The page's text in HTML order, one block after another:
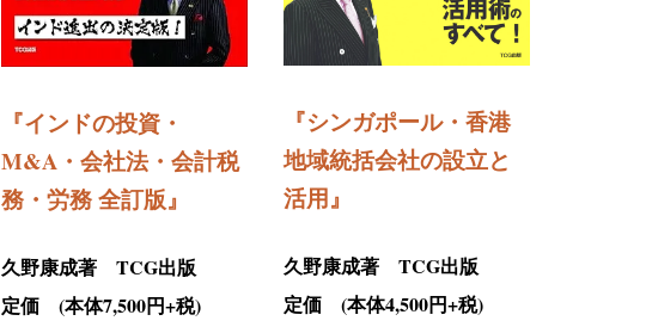
『インドの投資・
M&A・会社法・会計税
務・労務 全訂版』
久野康成著 TCG出版
定価 (本体7,500円+税)
『シンガポール・香港
地域統括会社の設立と
活用』
久野康成著 TCG出版
定価 (本体4,500円+税)